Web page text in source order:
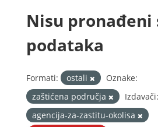
Nisu pronađeni
podataka
Formati: ostali
Oznake:
zaštićena područja
Izdavači:
agencija-za-zastitu-okolisa